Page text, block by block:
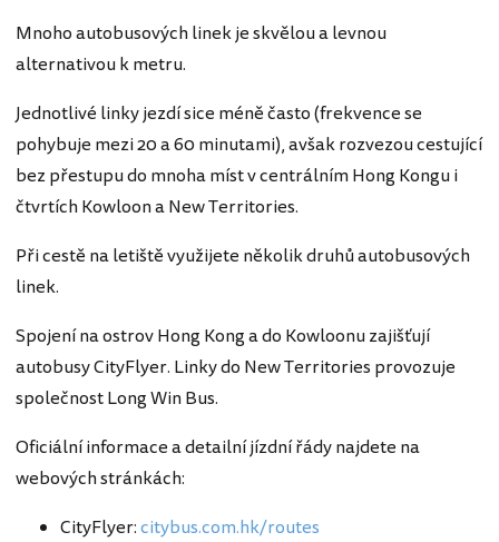
Mnoho autobusových linek je skvělou a levnou
alternativou k metru.
Jednotlivé linky jezdí sice méně často (frekvence se
pohybuje mezi 20 a 60 minutami), avšak rozvezou cestující
bez přestupu do mnoha míst v centrálním Hong Kongu i
čtvrtích Kowloon a New Territories.
Při cestě na letiště využijete několik druhů autobusových
linek.
Spojení na ostrov Hong Kong a do Kowloonu zajišťují
autobusy CityFlyer. Linky do New Territories provozuje
společnost Long Win Bus.
Oficiální informace a detailní jízdní řády najdete na
webových stránkách:
CityFlyer:citybus.com.hk/routes